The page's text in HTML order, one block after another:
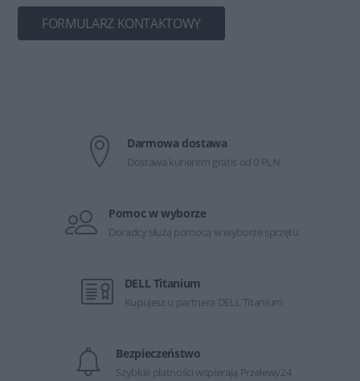
FORMULARZ KONTAKTOWY
Darmowa dostawa
Dostawa kurierem gratis od 0 PLN
Pomoc w wyborze
Doradcy służą pomocą w wyborze sprzętu
DELL Titanium
Kupujesz u partnera DELL Titanium
Bezpieczeństwo
Szybkie płatności wspierają Przelewy24